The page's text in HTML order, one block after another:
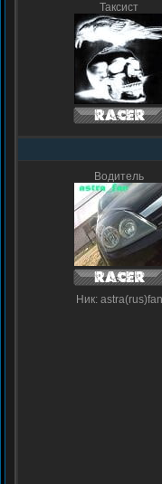
Таксист
Водитель
Ник: astra(rus)fan